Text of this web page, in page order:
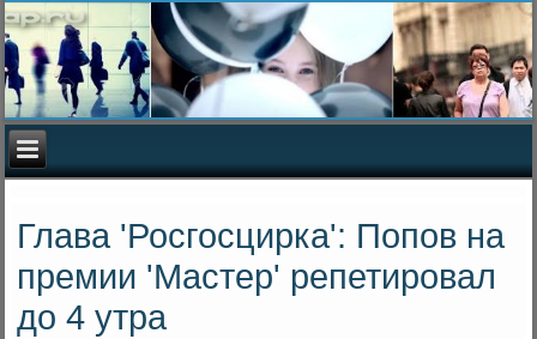
Глава 'Росгосцирка': Попов на
премии 'Мастер' репетировал
до 4 утра